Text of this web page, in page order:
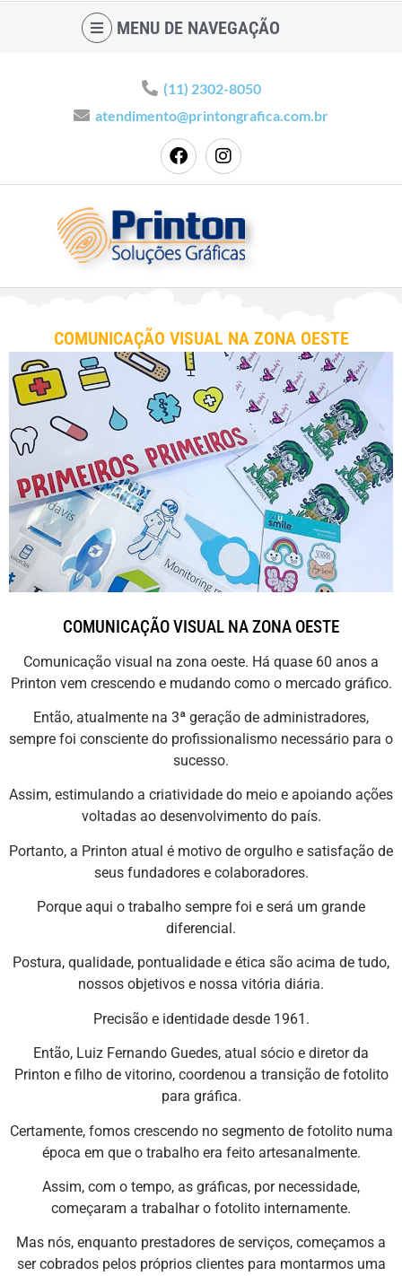
MENU DE NAVEGAÇÃO
(11) 2302-8050
atendimento@printongrafica.com.br
COMUNICAÇÃO VISUAL NA ZONA OESTE
COMUNICAÇÃO VISUAL NA ZONA OESTE
Comunicação visual na zona oeste. Há quase 60 anos a
Printon vem crescendo e mudando como o mercado gráfico.
Então, atualmente na 3ª geração de administradores,
sempre foi consciente do profissionalismo necessário para o
sucesso.
Assim, estimulando a criatividade do meio e apoiando ações
voltadas ao desenvolvimento do país.
Portanto, a Printon atual é motivo de orgulho e satisfação de
seus fundadores e colaboradores.
Porque aqui o trabalho sempre foi e será um grande
diferencial.
Postura, qualidade, pontualidade e ética são acima de tudo,
nossos objetivos e nossa vitória diária.
Precisão e identidade desde 1961.
Então, Luiz Fernando Guedes, atual sócio e diretor da
Printon e filho de vitorino, coordenou a transição de fotolito
para gráfica.
Certamente, fomos crescendo no segmento de fotolito numa
época em que o trabalho era feito artesanalmente.
Assim, com o tempo, as gráficas, por necessidade,
começaram a trabalhar o fotolito internamente.
Mas nós, enquanto prestadores de serviços, começamos a
ser cobrados pelos próprios clientes para montarmos uma